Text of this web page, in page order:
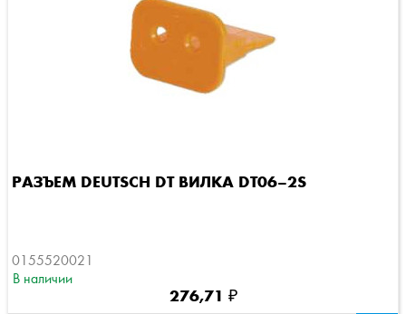
РАЗЪЕМ DEUTSCH DT ВИЛКА DT06–2S
0155520021
В наличии
276,71 ₽